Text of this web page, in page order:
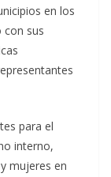
en los
con sus
para el
interno,
mujeres en